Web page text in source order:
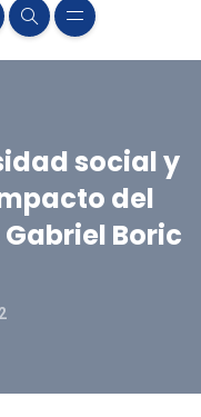
social y
del
Boric